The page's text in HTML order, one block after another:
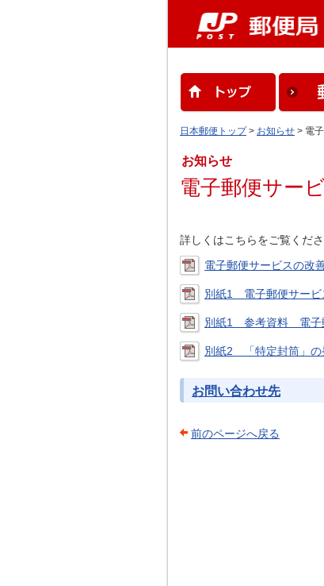
日本郵便トップ> お知らせ > 電
お知らせ
電子郵便サー
詳しくはこちらをご覧くださ
電子郵便サービスの改
別紙1 電子郵便サービ
別紙1 参考資料 電子
別紙2 「特定封筒」の
お問い合わせ先
前のページへ戻る